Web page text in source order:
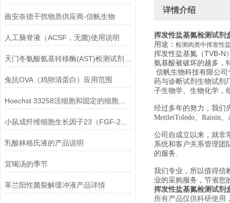
曲安奈德干扰物质供应商-信帆生物
人工脑脊液（ACSF，无菌)使用说明
兔抗OVA（鸡卵清蛋白）应用范围
Hoechst 33258活细胞和固定的细胞均可标记
乳酸林格氏液的产品说明
宜喝汤的季节
革兰阳性菌裂解缓冲液产品详情
详情介绍
挥发性盐基氮检测试剂
用途： 检测肉类中挥发性
挥发性盐基氮（TVB-N
氨基酸被破坏的越多，
信帆生物科技有限公
药与诊断试剂生物试剂
子生物学、生物化学，
经过多年的努力，我们
MettletToledo、Rainin
公司自成立以来，就非
系统和客户关系管理团
的服务.
我们专业，所以值得信
业的采购服务，节省您
挥发性盐基氮检测试剂
所有产品仅供科研使用